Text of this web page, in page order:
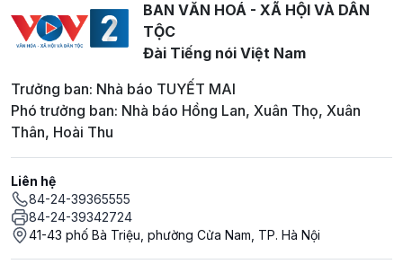
BAN VĂN HOÁ - XÃ HỘI VÀ DÂN
TỘC
Đài Tiếng nói Việt Nam
Trưởng ban: Nhà báo TUYẾT MAI
Phó trưởng ban: Nhà báo Hồng Lan, Xuân Thọ, Xuân
Thân, Hoài Thu
Liên hệ
84-24-39365555
84-24-39342724
41-43 phố Bà Triệu, phường Cửa Nam, TP. Hà Nội